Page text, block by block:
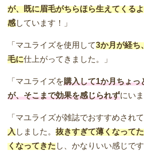
が、既に眉毛がちらほら生えてくる
感しています！」
「マユライズを使用して3か月が経ち
毛に仕上がってきました。」
「マユライズを購入して1か月ちょっ
が、そこまで効果を感じられずにいま
「マユライズが雑誌でおすすめされ
入しました。 抜きすぎて薄くなって
くなってきたし、かなりいい感じです